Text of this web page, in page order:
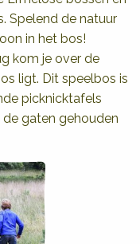
Spelend de natuur
in het bos!
kom je over de
ligt. Dit speelbos is
picknicktafels
gaten gehouden